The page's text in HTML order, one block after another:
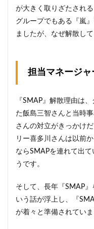
が大きく取りざたされ
グループでもある『嵐
ましたが、なぜ解散し
担当マネージ
『SMAP』解散理由は
た飯島三智さんと当時
さんの対立がきっかけ
リー喜多川さんは以前
ならSMAPを連れて出
うです。
そして、長年『SMAP
いう話が浮上し、『
が着々と準備されていま